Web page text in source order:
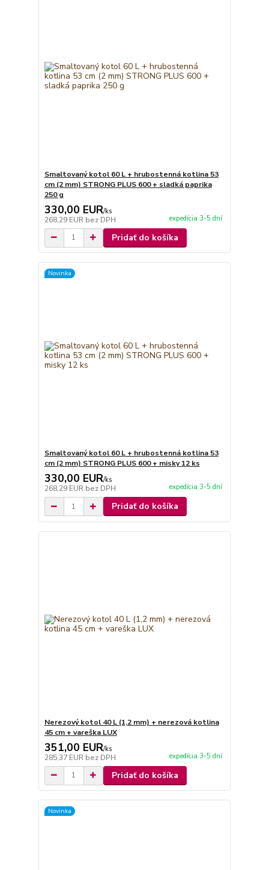
Smaltovaný kotol 60 L + hrubostenná kotlina 53
cm (2 mm) STRONG PLUS 600 + sladká paprika
250 g
330,00 EUR/ks
268,29 EUR bez DPH expedícia 3-5 dní
Pridať do košíka
Novinka
Smaltovaný kotol 60 L + hrubostenná kotlina 53
cm (2 mm) STRONG PLUS 600 + misky 12 ks
330,00 EUR/ks
268,29 EUR bez DPH expedícia 3-5 dní
Pridať do košíka
Nerezový kotol 40 L (1,2 mm) + nerezová kotlina
45 cm + vareška LUX
351,00 EUR/ks
285,37 EUR bez DPH expedícia 3-5 dní
Pridať do košíka
Novinka